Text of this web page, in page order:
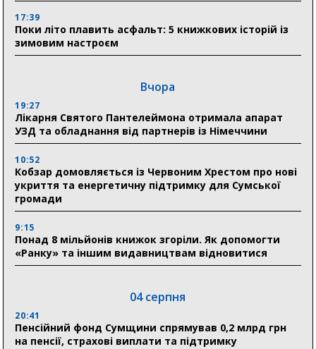
17:39
Поки літо плавить асфальт: 5 книжкових історій із
зимовим настроєм
Вчора
19:27
Лікарня Святого Пантелеймона отримала апарат
УЗД та обладнання від партнерів із Німеччини
10:52
Кобзар домовляється із Червоним Хрестом про нові
укриття та енергетичну підтримку для Сумської
громади
9:15
Понад 8 мільйонів книжок згоріли. Як допомогти
«Ранку» та іншим видавництвам відновитися
04 серпня
20:41
Пенсійний фонд Сумщини спрямував 0,2 млрд грн
на пенсії, страхові виплати та підтримку